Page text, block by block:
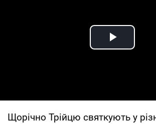
Play
Щорічно Трійцю святкують у